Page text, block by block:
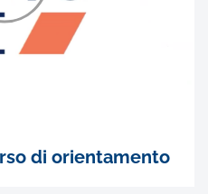
di orientamento